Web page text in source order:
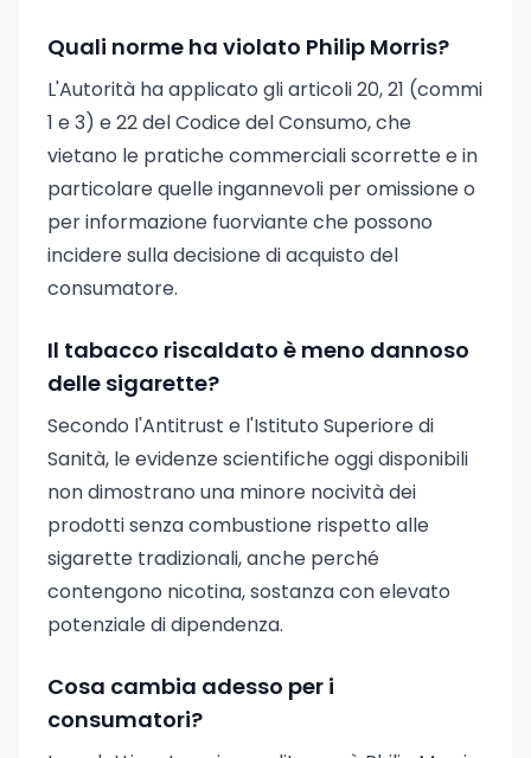
Quali norme ha violato Philip Morris?
L'Autorità ha applicato gli articoli 20, 21 (commi
1 e 3) e 22 del Codice del Consumo, che
vietano le pratiche commerciali scorrette e in
particolare quelle ingannevoli per omissione o
per informazione fuorviante che possono
incidere sulla decisione di acquisto del
consumatore.
Il tabacco riscaldato è meno dannoso
delle sigarette?
Secondo l'Antitrust e l'Istituto Superiore di
Sanità, le evidenze scientifiche oggi disponibili
non dimostrano una minore nocività dei
prodotti senza combustione rispetto alle
sigarette tradizionali, anche perché
contengono nicotina, sostanza con elevato
potenziale di dipendenza.
Cosa cambia adesso per i
consumatori?